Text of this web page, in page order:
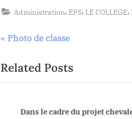
Administration, EPS, LE COLLEGE,
Navigation
de
l’article
P
e
v
Photo de classe
Related Posts
Dans le cadre du projet